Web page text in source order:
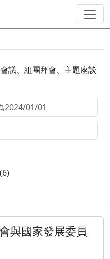
議、組團拜會、主題座談
(6)
與國家發展委員